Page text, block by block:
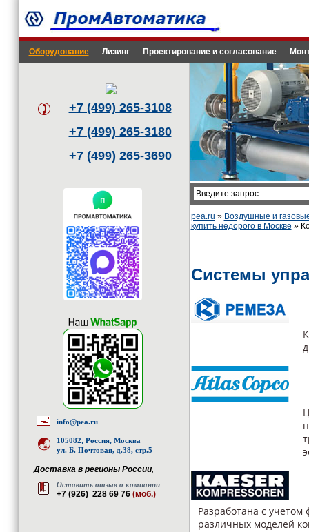
Оборудование Лизинг Проектирование и согласование
+7 (499) 265-3108
+7 (499) 265-3180
+7 (499) 265-3690
info@pea.ru
105082, Россия, Москва
ул. Б. Почтовая, д.38, стр.5
Доставка в регионы России,
Оставить отзыв о компании
+7 (926) 228 69 76 (моб.)
pea.ru » Воздушные и
купить недорого в Москве »
Системы
Разработана с
различных моделей